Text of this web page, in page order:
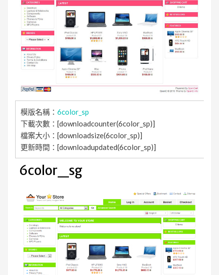
模版名稱： 6color_sp
下載次數：[downloadcounter(6color_sp)]
檔案大小：[downloadsize(6color_sp)]
更新時間：[downloadupdated(6color_sp)]
6color_sg